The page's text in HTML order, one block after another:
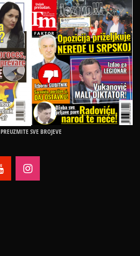
PREUZMITE SVE BROJEVE